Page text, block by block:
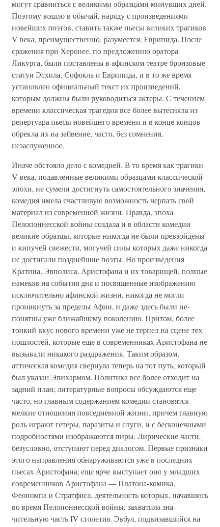
могут сравниться с великими образцами минувших дней.
Поэтому вошло в обычай, наряду с произведениями
новей­ших поэтов, ставить также пьесы великих трагиков
V века, преимущественно, разумеется, Еврипида. После
сражения при Херонее, по предложению оратора
Ликурга, были по­ставлены в афинском театре бронзовые
статуи Эсхила, Со­фокла и Еврипида, и в то же время
установлен официальный текст их произведений,
которым должны были руководиться актеры. С течением
времени классическая трагедия все бо­лее вытесняла из
репертуара пьесы новейшего времени и в конце концов
обрекла их на забвение, часто, без сомнения,
незаслуженное.
Иначе обстояло дело с комедией. В то время как трагики
V века, подавленные великими образцами классической
эпо­хи, не сумели достигнуть самостоятельного значения,
коме­дия имела счастливую возможность черпать свой
материал из современной жизни. Правда, эпоха
Пелопоннесской вой­ны создала и в области комедии
великие образцы, которые никогда не были превзойдены
и кипучей свежести, могучей силы которых даже никогда
не достигали позднейшие по­эты. Но произведения
Кратина, Эвполиса, Аристофана и их товарищей, полные
намеков на события дня и посвященные изображению
исключительно афинской жизни, никогда не могли
проникнуть за пределы Афин, и даже здесь были не­
понятны уже ближайшему поколению. Притом, более
тон­кий вкус нового времени уже не терпел на сцене тех
пошло­стей, которые еще в современниках Аристофана не
вызыва­ли никакого раздражения. Таким образом,
аттическая коме­дия свернула теперь на тот путь, который
был указан Эпихармом. Политика все более отходит на
задний план; лите­ратурные вопросы обсуждаются еще
часто, но главным со­держанием комедии становятся
мелкие отношения повсе­дневной жизни, причем главную
роль играют гетеры, пара­зиты и слуги, и с бесконечными
подробностями изобража­ются пиры. Лирические части,
безусловно, отступают перед диалогом. Первые признаки
этого направления обнаружи­ваются уже в последних
пьесах Аристофана; еще ярче вы­ступает оно у младших
современников Аристофана — Пла­тона-комика,
Феопомпа и Стратфиса, деятельность которых, начавшись
во время Пелопоннесской войны, захватила зна­
чительную часть IV столетия. Эвбул, подвизавшийся на